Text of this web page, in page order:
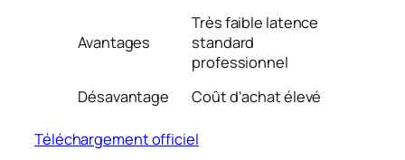
Avantages
Très faible latence
standard
professionnel
Désavantage
Coût d'achat élevé
Téléchargement officiel